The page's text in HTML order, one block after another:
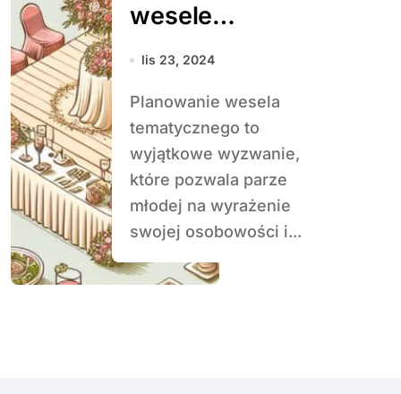
wesele
tematyczne?
lis 23, 2024
Planowanie wesela
tematycznego to
wyjątkowe wyzwanie,
które pozwala parze
młodej na wyrażenie
swojej osobowości i...